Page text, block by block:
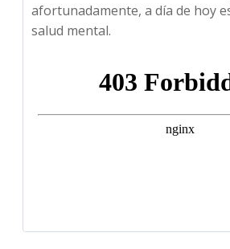
afortunadamente, a día de hoy
salud mental.